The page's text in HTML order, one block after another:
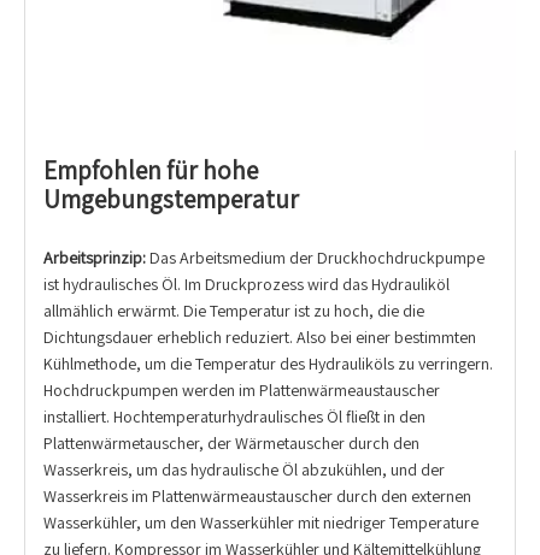
Empfohlen für hohe
Umgebungstemperatur
Arbeitsprinzip: Das Arbeitsmedium der Druckhochdruckpumpe
ist hydraulisches Öl. Im Druckprozess wird das Hydrauliköl
allmählich erwärmt. Die Temperatur ist zu hoch, die die
Dichtungsdauer erheblich reduziert. Also bei einer bestimmten
Kühlmethode, um die Temperatur des Hydrauliköls zu verringern.
Hochdruckpumpen werden im Plattenwärmeaustauscher
installiert. Hochtemperaturhydraulisches Öl fließt in den
Plattenwärmetauscher, der Wärmetauscher durch den
Wasserkreis, um das hydraulische Öl abzukühlen, und der
Wasserkreis im Plattenwärmeaustauscher durch den externen
Wasserkühler, um den Wasserkühler mit niedriger Temperature
zu liefern. Kompressor im Wasserkühler und Kältemittelkühlung